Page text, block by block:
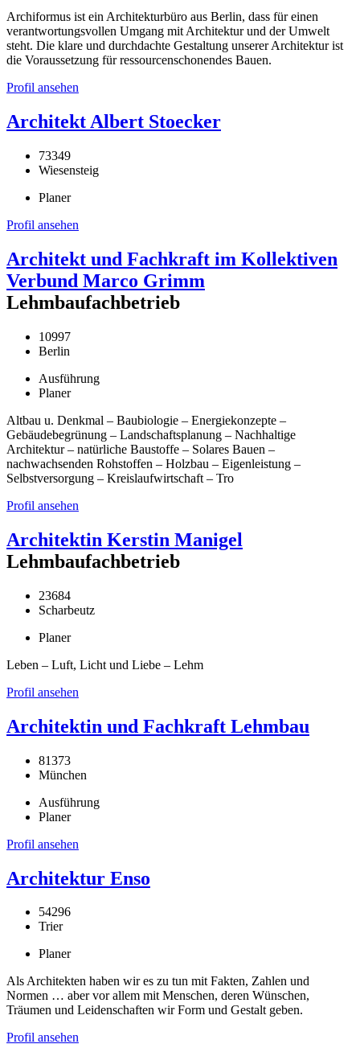
Archiformus ist ein Architekturbüro aus Berlin, dass für einen
verantwortungsvollen Umgang mit Architektur und der Umwelt
steht. Die klare und durchdachte Gestaltung unserer Architektur ist
die Voraussetzung für ressourcenschonendes Bauen.
Profil ansehen
Architekt Albert Stoecker
73349
Wiesensteig
Planer
Profil ansehen
Architekt und Fachkraft im Kollektiven
Verbund Marco Grimm
Lehmbaufachbetrieb
10997
Berlin
Ausführung
Planer
Altbau u. Denkmal – Baubiologie – Energiekonzepte –
Gebäudebegrünung – Landschaftsplanung – Nachhaltige
Architektur – natürliche Baustoffe – Solares Bauen –
nachwachsenden Rohstoffen – Holzbau – Eigenleistung –
Selbstversorgung – Kreislaufwirtschaft – Tro
Profil ansehen
Architektin Kerstin Manigel
Lehmbaufachbetrieb
23684
Scharbeutz
Planer
Leben – Luft, Licht und Liebe – Lehm
Profil ansehen
Architektin und Fachkraft Lehmbau
81373
München
Ausführung
Planer
Profil ansehen
Architektur Enso
54296
Trier
Planer
Als Architekten haben wir es zu tun mit Fakten, Zahlen und
Normen … aber vor allem mit Menschen, deren Wünschen,
Träumen und Leidenschaften wir Form und Gestalt geben.
Profil ansehen